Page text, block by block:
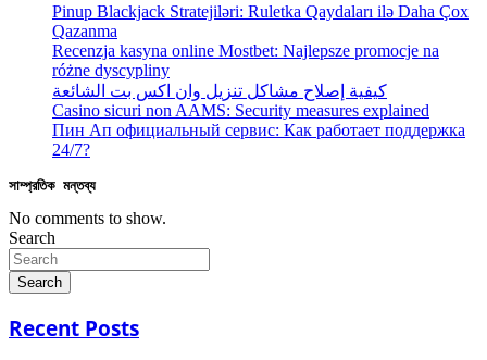
Pinup Blackjack Stratejiləri: Ruletka Qaydaları ilə Daha Çox
Qazanma
Recenzja kasyna online Mostbet: Najlepsze promocje na
różne dyscypliny
كيفية إصلاح مشاكل تنزيل وان اكس بت الشائعة
Casino sicuri non AAMS: Security measures explained
Пин Ап официальный сервис: Как работает поддержка
24/7?
সাম্প্রতিক মন্তব্য
No comments to show.
Search
Search
Recent Posts